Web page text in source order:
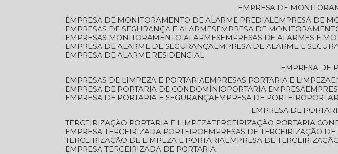
EMPRESA DE
EMPRESA DE MONITORAMENTO DE ALARME PREDIAL
EMPRESA DE
EMPRESAS DE SEGURANÇA E ALARMES
EMPRESA DE
EMPRESAS MONITORAMENTO ALARMES
EMPRESAS DE ALARMES E
EMPRESA DE ALARME DE SEGURANÇA
EMPRESA DE ALARME E
EMPRESA DE ALARME RESIDENCIAL
EMPRESA DE
EMPRESAS DE LIMPEZA E PORTARIA
EMPRESAS PORTARIA E LIMPEZA
EMPRESA DE PORTARIA DE CONDOMÍNIO
PORTARIA EMPRESA
EMPRESA DE PORTARIA E SEGURANÇA
EMPRESA DE PORTEIRO
EMPRESA DE
TERCEIRIZAÇÃO PORTARIA E LIMPEZA TERCEIRIZAÇÃO PORTARIA
EMPRESA TERCEIRIZADA PORTEIRO
EMPRESAS DE TERCEIRIZAÇÃO
TERCEIRIZAÇÃO DE LIMPEZA E PORTARIA
EMPRESA DE
EMPRESA TERCEIRIZADA DE PORTARIA